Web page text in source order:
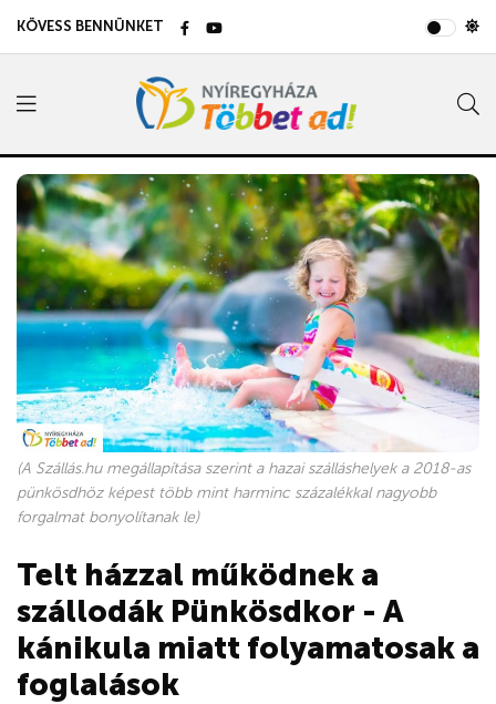
KÖVESS BENNÜNKET
(A Szállás.hu megállapítása szerint a hazai szálláshelyek a 2018-as
pünkösdhöz képest több mint harminc százalékkal nagyobb
forgalmat bonyolítanak le)
Telt házzal működnek a
szállodák Pünkösdkor - A
kánikula miatt folyamatosak a
foglalások